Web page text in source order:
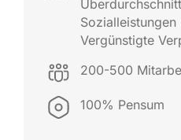
Sozialleistungen
Vergünstigte
200-500
100% Pensum